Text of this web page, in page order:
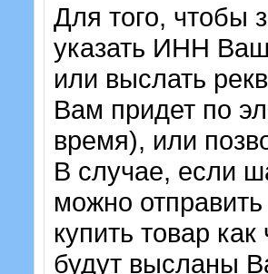
Для того, чтобы
указать ИНН
или выслать
Вам придет по
время), или
В случае, если
можно
купить товар
будут высланы